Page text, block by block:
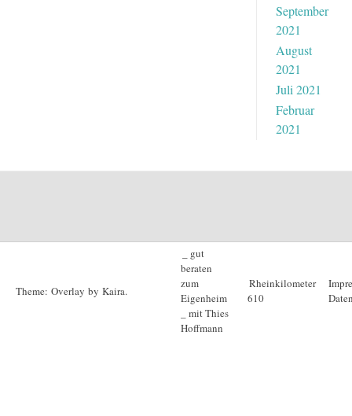
September
2021
August
2021
Juli 2021
Februar
2021
Theme: Overlay by Kaira.
_ gut
beraten
zum
Eigenheim
_ mit Thies
Hoffmann
Rheinkilometer
610